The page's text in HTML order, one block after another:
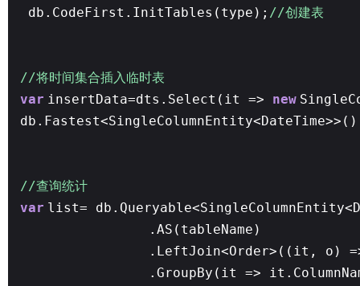
db.CodeFirst.InitTables(type); //创建表
//将时间集合插入临时表
var insertData=dts.Select(it => new
//查询统计
var list=
.AS(tableName)
.LeftJoin<Order>((it, o) =>
.GroupBy(it =>